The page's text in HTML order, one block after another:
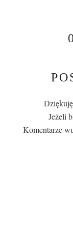
Jeżeli
Komentarze